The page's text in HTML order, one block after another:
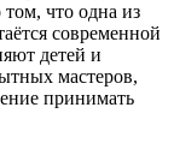
что одна из
современной
детей и
мастеров,
принимать